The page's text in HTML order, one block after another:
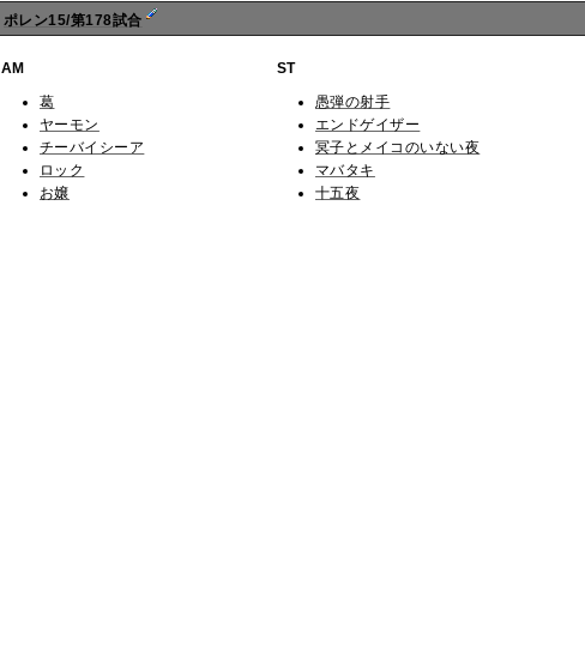
ポレン15/第178試合
AM
葛
ヤーモン
チーバイシーア
ロック
お嬢
ST
愚弾の射手
エンドゲイザー
冥子とメイコのいない夜
マバタキ
十五夜